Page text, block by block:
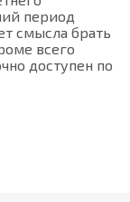
период
смысла брать
всего
доступен по